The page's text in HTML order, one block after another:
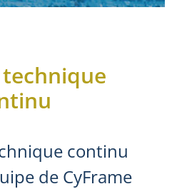
continu
de CyFrame